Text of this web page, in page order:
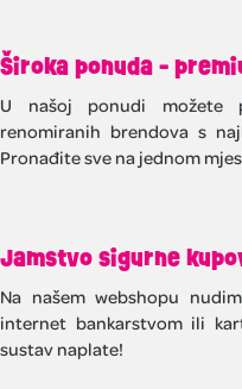
Široka ponuda -
U našoj ponudi možete
renomiranih brendova s
Pronađite sve na jednom
Jamstvo sigurne
Na našem webshopu
internet bankarstvom ili
sustav naplate!